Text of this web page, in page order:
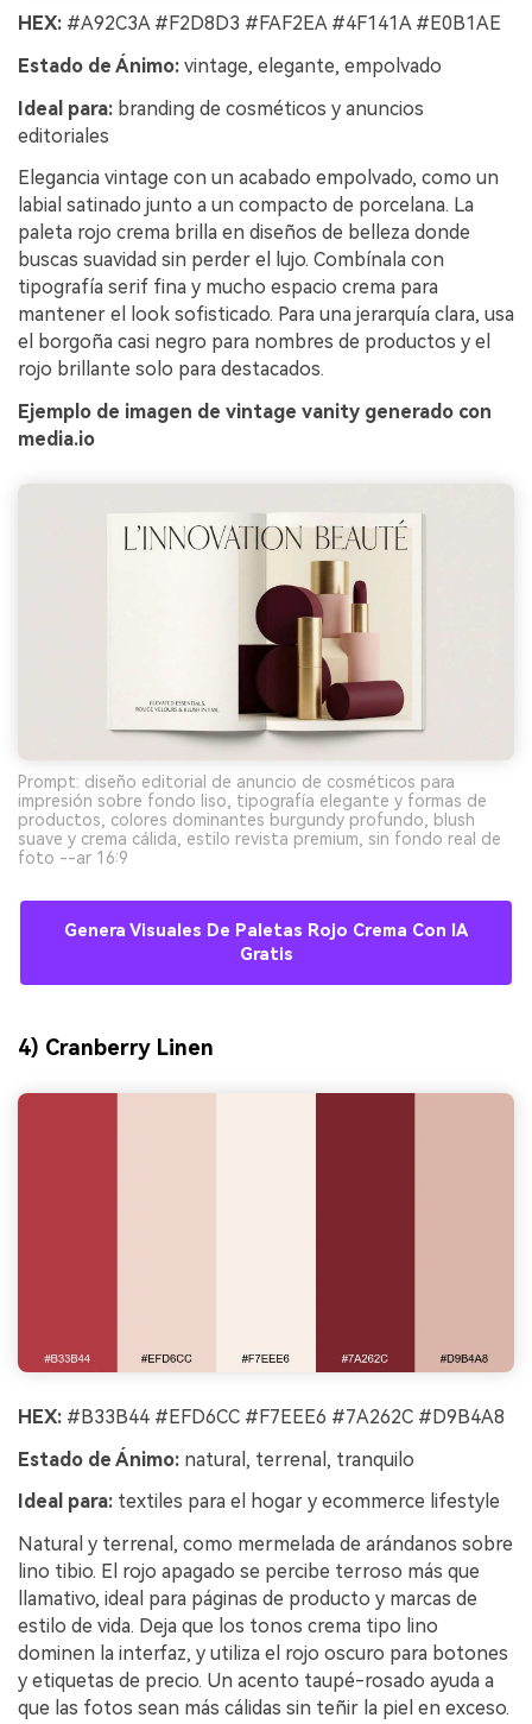
HEX: #A92C3A #F2D8D3 #FAF2EA #4F141A #E0B1AE
Estado de Ánimo: vintage, elegante, empolvado
Ideal para: branding de cosméticos y anuncios
editoriales
Elegancia vintage con un acabado empolvado, como un
labial satinado junto a un compacto de porcelana. La
paleta rojo crema brilla en diseños de belleza donde
buscas suavidad sin perder el lujo. Combínala con
tipografía serif fina y mucho espacio crema para
mantener el look sofisticado. Para una jerarquía clara, usa
el borgoña casi negro para nombres de productos y el
rojo brillante solo para destacados.
Ejemplo de imagen de vintage vanity generado con
media.io
Prompt: diseño editorial de anuncio de cosméticos para
impresión sobre fondo liso, tipografía elegante y formas de
productos, colores dominantes burgundy profundo, blush
suave y crema cálida, estilo revista premium, sin fondo real de
foto --ar 16:9
Genera Visuales De Paletas Rojo Crema Con IA
Gratis
4) Cranberry Linen
HEX: #B33B44 #EFD6CC #F7EEE6 #7A262C #D9B4A8
Estado de Ánimo: natural, terrenal, tranquilo
Ideal para: textiles para el hogar y ecommerce lifestyle
Natural y terrenal, como mermelada de arándanos sobre
lino tibio. El rojo apagado se percibe terroso más que
llamativo, ideal para páginas de producto y marcas de
estilo de vida. Deja que los tonos crema tipo lino
dominen la interfaz, y utiliza el rojo oscuro para botones
y etiquetas de precio. Un acento taupé-rosado ayuda a
que las fotos sean más cálidas sin teñir la piel en exceso.